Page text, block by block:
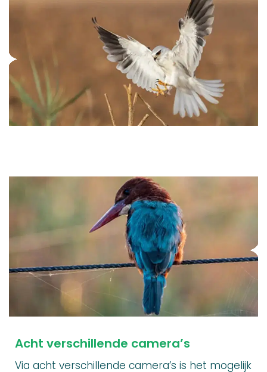
Acht verschillende camera’s
Via acht verschillende camera’s is het mogelijk